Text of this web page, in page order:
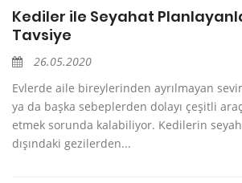
Kediler ile Seyahat
Tavsiye
26.05.2020
Evlerde aile bireylerinden ayrılmayan
ya da başka sebeplerden dolayı çeşitli
etmek sorunda kalabiliyor. Kedilerin
dışındaki gezilerden...